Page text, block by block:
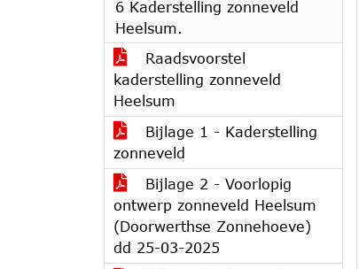
6 Kaderstelling zonneveld
Heelsum.
Raadsvoorstel
kaderstelling zonneveld
Heelsum
Bijlage 1 - Kaderstelling
zonneveld
Bijlage 2 - Voorlopig
ontwerp zonneveld Heelsum
(Doorwerthse Zonnehoeve)
dd 25-03-2025